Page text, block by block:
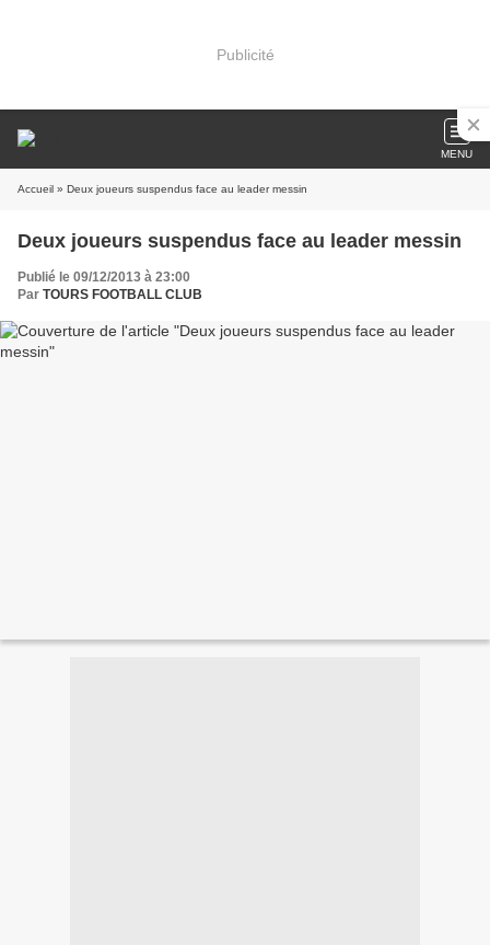
Publicité
MENU
Accueil » Deux joueurs suspendus face au leader messin
Deux joueurs suspendus face au leader messin
Publié le 09/12/2013 à 23:00
Par TOURS FOOTBALL CLUB